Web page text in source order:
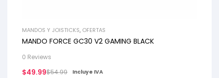
MANDOS Y JOISTICKS, OFERTAS
MANDO FORCE GC30 V2 GAMING BLACK
0 Reviews
$54.99
$49.99 Incluye IVA